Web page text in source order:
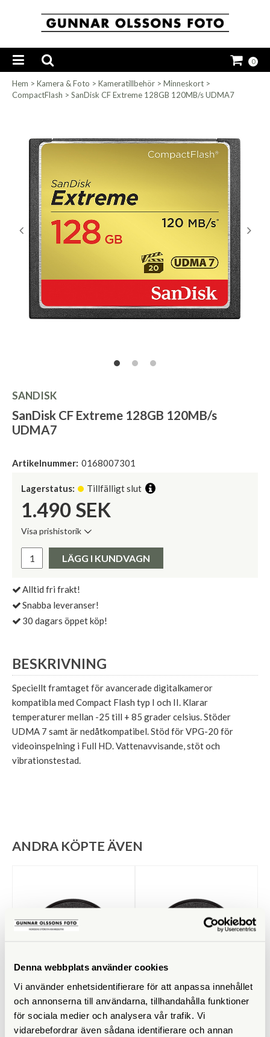
Denna webbplats använder cookies
Vi använder enhetsidentifierare för att anpassa innehållet
och annonserna till användarna, tillhandahålla funktioner
för sociala medier och analysera vår trafik. Vi
vidarebefordrar även sådana identifierare och annan
0
Hem > Kamera & Foto > Kameratillbehör > Minneskort >
CompactFlash > SanDisk CF Extreme 128GB 120MB/s UDMA7
SANDISK
SanDisk CF Extreme 128GB 120MB/s
UDMA7
Artikelnummer: 0168007301
Lagerstatus: Tillfälligt slut
1.490 SEK
Visa prishistorik
Pris:
LÄGG I KUNDVAGN
Alltid fri frakt!
Snabba leveranser!
30 dagars öppet köp!
BESKRIVNING
Speciellt framtaget för avancerade digitalkameror
kompatibla med Compact Flash typ I och II. Klarar
temperaturer mellan -25 till + 85 grader celsius. Stöder
UDMA 7 samt är nedåtkompatibel. Stöd för VPG-20 för
videoinspelning i Full HD. Vattenavvisande, stöt och
vibrationstestad.
ANDRA KÖPTE ÄVEN
Leica Kamerahuslock L-Mount
Leica Kamerahuslock M